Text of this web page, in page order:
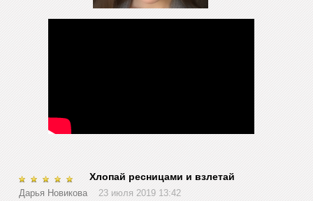
Хлопай ресницами и взлетай
Дарья Новикова 23 июля 2019 13:42